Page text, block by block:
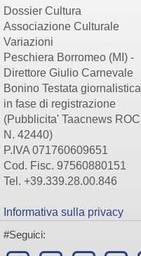
Dossier Cultura
Associazione Culturale
Variazioni
Peschiera Borromeo (MI) -
Direttore Giulio Carnevale
Bonino Testata giornalistica
in fase di registrazione
(Pubblicita' Taacnews ROC
N. 42440)
P.IVA 071760609651
Cod. Fisc. 97560880151
Tel. +39.339.28.00.846
Informativa sulla privacy
#Seguici: